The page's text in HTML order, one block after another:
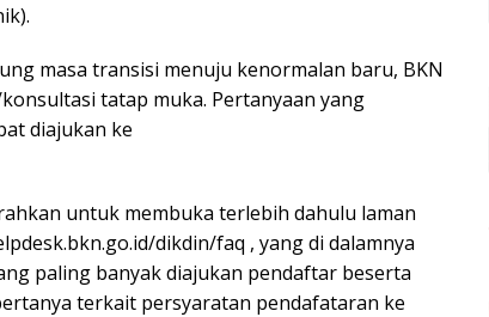
masa transisi menuju kenormalan baru, BKN
tatap muka. Pertanyaan yang
diajukan ke
untuk membuka terlebih dahulu laman
dikdin/faq , yang di dalamnya
paling banyak diajukan pendaftar beserta
terkait persyaratan pendafataran ke